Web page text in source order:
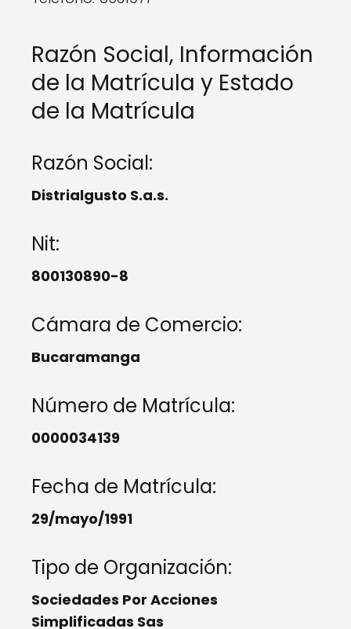
Razón Social, Información
de la Matrícula y Estado
de la Matrícula
Razón Social:
Distrialgusto S.a.s.
Nit:
800130890-8
Cámara de Comercio:
Bucaramanga
Número de Matrícula:
0000034139
Fecha de Matrícula:
29/mayo/1991
Tipo de Organización:
Sociedades Por Acciones
Simplificadas Sas